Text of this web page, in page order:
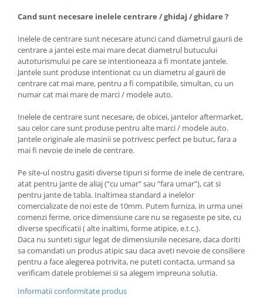
Cand sunt necesare inelele centrare / ghidaj / ghidare ?
Inelele de centrare sunt necesare atunci cand diametrul gaurii de
centrare a jantei este mai mare decat diametrul butucului
autoturismului pe care se intentioneaza a fi montate jantele.
Jantele sunt produse intentionat cu un diametru al gaurii de
centrare cat mai mare, pentru a fi compatibile, simultan, cu un
numar cat mai mare de marci / modele auto.
Inelele de centrare sunt necesare, de obicei, jantelor aftermarket,
sau celor care sunt produse pentru alte marci / modele auto.
Jantele originale ale masinii se potrivesc perfect pe butuc, fara a
mai fi nevoie de inele de centrare.
Pe site-ul nostru gasiti diverse tipuri si forme de inele de centrare,
atat pentru jante de aliaj (“cu umar” sau “fara umar”), cat si
pentru jante de tabla. Inaltimea standard a inelelor
comercializate de noi este de 10mm. Putem furniza, in urma unei
comenzi ferme, orice dimensiune care nu se regaseste pe site, cu
diverse specificatii ( alte inaltimi, forme atipice, e.t.c.).
Daca nu sunteti sigur legat de dimensiunile necesare, daca doriti
sa comandati un produs atipic sau daca aveti nevoie de consiliere
pentru a face alegerea potrivita, ne puteti contacta, urmand sa
verificam datele problemei si sa alegem impreuna solutia.
Informatii conformitate produs